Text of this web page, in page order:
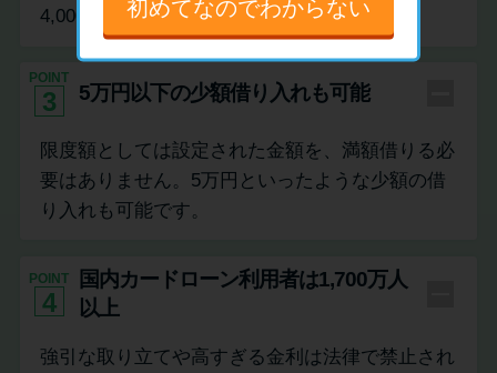
4,000円から設定可能です。
POINT
3 5万円以下の少額借り入れも可能
限度額としては設定された金額を、満額借りる必
要はありません。5万円といったような少額の借
り入れも可能です。
POINT
4
国内カードローン利用者は1,700万人
以上
強引な取り立てや高すぎる金利は法律で禁止され
初めてなのでわからない